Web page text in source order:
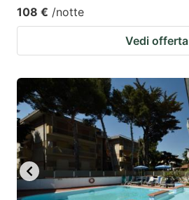
108 € /notte
Vedi offerta